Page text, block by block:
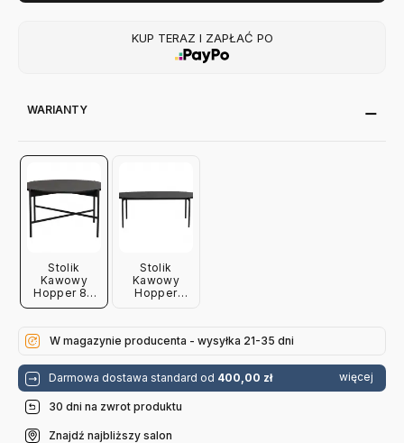
KUP TERAZ I ZAPŁAĆ PO
WARIANTY
Stolik
Kawowy
Hopper 89
Cm
Stolik
Kawowy
Hopper
W magazynie producenta - wysyłka 21-35 dni
Darmowa dostawa standard od 400,00 zł więcej
30 dni na zwrot produktu
Znajdź najbliższy salon